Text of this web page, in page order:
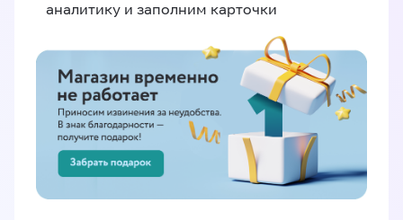
аналитику и заполним карточки